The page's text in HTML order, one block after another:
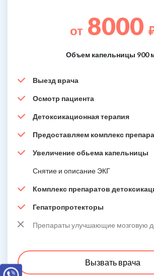
от 8000
Объем капельницы 900
Выезд врача
Осмотр пациента
Детоксикационная терапия
Предоставляем комплекс
Увеличение обьема капельницы
Снятие и описание ЭКГ
Комплекс препаратов
Гепатропротекторы
Препараты улучшающие мозговую
Вызвать врача